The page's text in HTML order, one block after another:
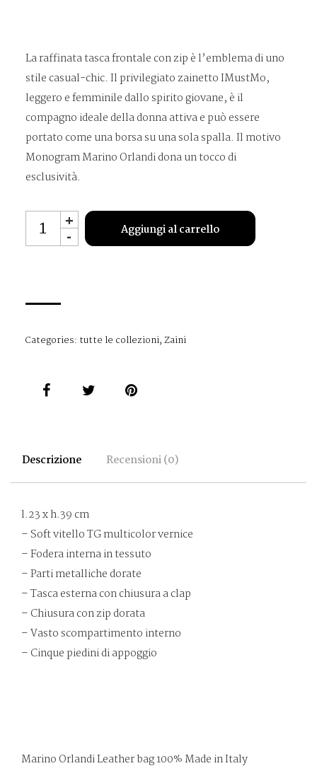
La raffinata tasca frontale con zip è l’emblema di uno
stile casual-chic. Il privilegiato zainetto IMustMo,
leggero e femminile dallo spirito giovane, è il
compagno ideale della donna attiva e può essere
portato come una borsa su una sola spalla. Il motivo
Monogram Marino Orlandi dona un tocco di
esclusività.
MO2054
quantità
+
-
Aggiungi al carrello
Categories: tutte le collezioni,Zaini
Descrizione Recensioni (0)
l.23 x h.39 cm
– Soft vitello TG multicolor vernice
– Fodera interna in tessuto
– Parti metalliche dorate
– Tasca esterna con chiusura a clap
– Chiusura con zip dorata
– Vasto scompartimento interno
– Cinque piedini di appoggio
Marino Orlandi Leather bag 100% Made in Italy